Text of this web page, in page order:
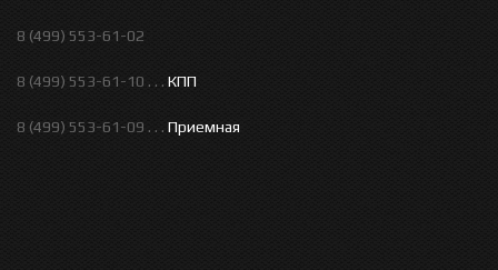
8 (499) 553-61-02
8 (499) 553-61-10 . . . КПП
8 (499) 553-61-09 . . . Приемная